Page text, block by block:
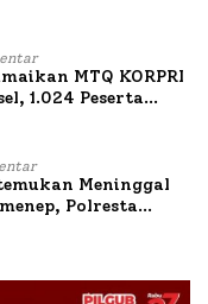
MTQ KORPRI
1.024 Peserta
Meninggal
Polresta